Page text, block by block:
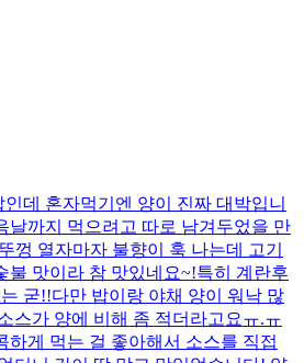
데 혼자먹기엔 양이 진짜 대박입니
날까지 먹으려고 따로 남겨두었을 만
껑 열자마자 불향이 훅 나는데 고기
불 맛이라 참 맛있네요~!특히 계란후
굳!! ​다만 밥이랑 야채 양이 워낙 많
스가 양에 비해 좀 적더라고요ㅠ.ㅠ
하게 먹는 걸 좋아해서 소스를 직접